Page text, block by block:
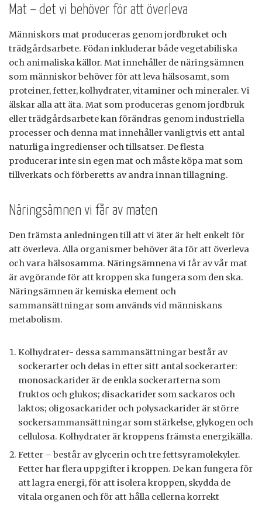
Mat – det vi behöver för att överleva
Människors mat produceras genom jordbruket och
trädgårdsarbete. Födan inkluderar både vegetabiliska
och animaliska källor. Mat innehåller de näringsämnen
som människor behöver för att leva hälsosamt, som
proteiner, fetter, kolhydrater, vitaminer och mineraler. Vi
älskar alla att äta. Mat som produceras genom jordbruk
eller trädgårdsarbete kan förändras genom industriella
processer och denna mat innehåller vanligtvis ett antal
naturliga ingredienser och tillsatser. De flesta
producerar inte sin egen mat och måste köpa mat som
tillverkats och förberetts av andra innan tillagning.
Näringsämnen vi får av maten
Den främsta anledningen till att vi äter är helt enkelt för
att överleva. Alla organismer behöver äta för att överleva
och vara hälsosamma. Näringsämnena vi får av vår mat
är avgörande för att kroppen ska fungera som den ska.
Näringsämnen är kemiska element och
sammansättningar som används vid människans
metabolism.
Kolhydrater- dessa sammansättningar består av
sockerarter och delas in efter sitt antal sockerarter:
monosackarider är de enkla sockerarterna som
fruktos och glukos; disackarider som sackaros och
laktos; oligosackarider och polysackarider är större
sockersammansättningar som stärkelse, glykogen och
cellulosa. Kolhydrater är kroppens främsta energikälla.
Fetter – består av glycerin och tre fettsyramolekyler.
Fetter har flera uppgifter i kroppen. De kan fungera för
att lagra energi, för att isolera kroppen, skydda de
vitala organen och för att hålla cellerna korrekt